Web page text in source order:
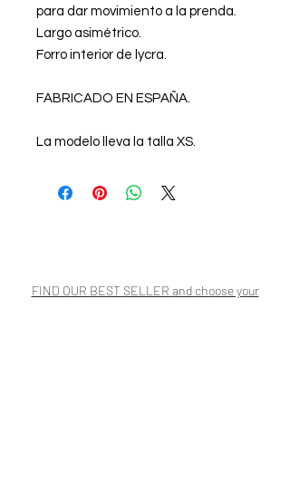
para dar movimiento a la prenda.
Largo asimétrico.
Forro interior de lycra.
FABRICADO EN ESPAÑA.
La modelo lleva la talla XS.
FIND OUR BEST SELLER and choose your